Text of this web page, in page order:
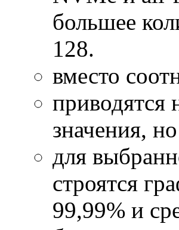
большее
128.
вместо
приводятся
значения,
для
строятся
99,99% и